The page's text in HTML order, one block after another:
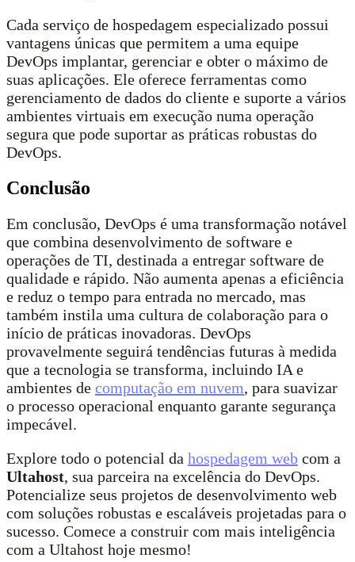
Cada serviço de hospedagem especializado possui
vantagens únicas que permitem a uma equipe
DevOps implantar, gerenciar e obter o máximo de
suas aplicações. Ele oferece ferramentas como
gerenciamento de dados do cliente e suporte a vários
ambientes virtuais em execução numa operação
segura que pode suportar as práticas robustas do
DevOps.
Conclusão
Em conclusão, DevOps é uma transformação notável
que combina desenvolvimento de software e
operações de TI, destinada a entregar software de
qualidade e rápido. Não aumenta apenas a eficiência
e reduz o tempo para entrada no mercado, mas
também instila uma cultura de colaboração para o
início de práticas inovadoras. DevOps
provavelmente seguirá tendências futuras à medida
que a tecnologia se transforma, incluindo IA e
ambientes de computação em nuvem, para suavizar
o processo operacional enquanto garante segurança
impecável.
Explore todo o potencial da hospedagem web com a
Ultahost, sua parceira na excelência do DevOps.
Potencialize seus projetos de desenvolvimento web
com soluções robustas e escaláveis projetadas para o
sucesso. Comece a construir com mais inteligência
com a Ultahost hoje mesmo!